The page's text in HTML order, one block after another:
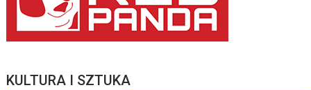
KULTURA I SZTUKA